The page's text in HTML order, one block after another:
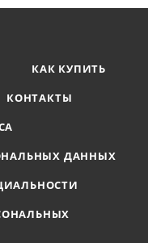
КАК КУПИТЬ
КОНТАКТЫ
ДАННЫХ